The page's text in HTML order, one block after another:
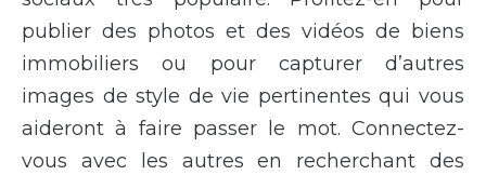
publier des photos et des vidéos de biens
immobiliers ou pour capturer d’autres
images de style de vie pertinentes qui vous
aideront à faire passer le mot. Connectez-
vous avec les autres en recherchant des